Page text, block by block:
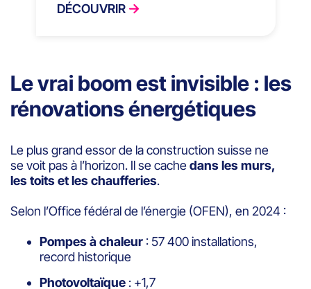
DÉCOUVRIR
Le vrai boom est invisible : les
rénovations énergétiques
Le plus grand essor de la construction suisse ne
se voit pas à l’horizon. Il se cachedans les murs,
les toits et les chaufferies.
Selon l’Office fédéral de l’énergie (OFEN), en 2024 :
Pompes à chaleur : 57 400 installations,
record historique
Photovoltaïque : +1,7